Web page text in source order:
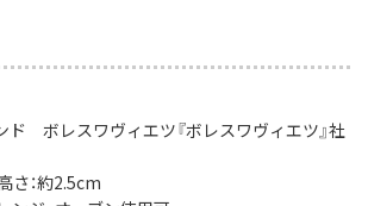
ド ボレスワヴィエツ『ボレスワヴィエツ』社
さ：約2.5cm